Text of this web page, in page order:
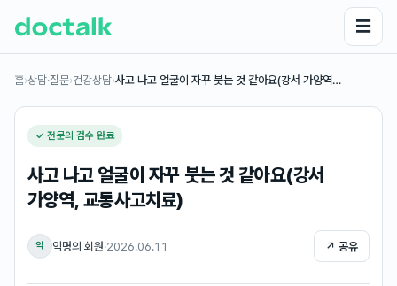
☰
홈›상담·질문›건강상담›사고 나고 얼굴이 자꾸 붓는 것 같아요(강서 가양역…
✓ 전문의 검수 완료
사고 나고 얼굴이 자꾸 붓는 것 같아요(강서
가양역, 교통사고치료)
익 익명의 회원·2026.06.11 ↗ 공유